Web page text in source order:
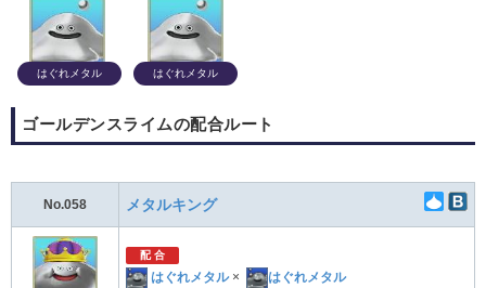
はぐれメタル はぐれメタル
ゴールデンスライムの配合ルート
No.058 メタルキング
配 合
はぐれメタル × はぐれメタル